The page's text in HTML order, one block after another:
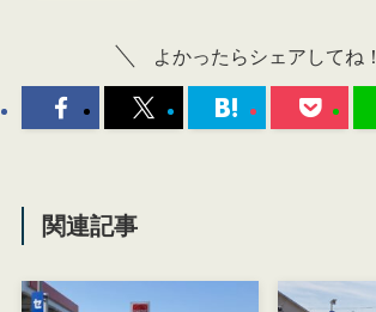
よかったらシェアしてね！
関連記事